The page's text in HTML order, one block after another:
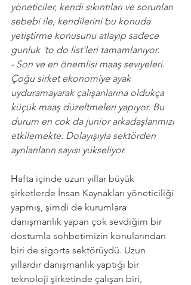
yöneticiler, kendi sıkıntıları ve sorunları
sebebi ile, kendilerini bu konuda
yetiştirme konusunu atlayıp sadece
gunluk 'to do list'leri tamamlanıyor.
- Son ve en önemlisi maaş seviyeleri.
Çoğu sirket ekonomiye ayak
uyduramayarak çalışanlarına oldukça
küçük maaş düzeltmeleri yapıyor. Bu
durum en cok da junior arkadaşlarımızı
etkilemekte. Dolayışıyla sektörden
ayrılanların sayısı yükseliyor.
Hafta içinde uzun yıllar büyük
şirketlerde İnsan Kaynakları yöneticiliği
yapmış, şimdi de kurumlara
danışmanlık yapan çok sevdiğim bir
dostumla sohbetimizin konularından
biri de sigorta sektörüydü. Uzun
yıllardır danışmanlık yaptığı bir
teknoloji şirketinde çalışan biri,